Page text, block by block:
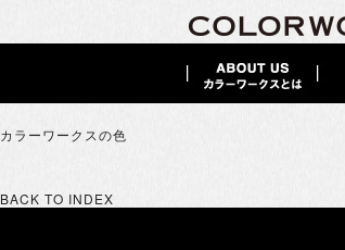
カラーワークスの色
BACK TO INDEX